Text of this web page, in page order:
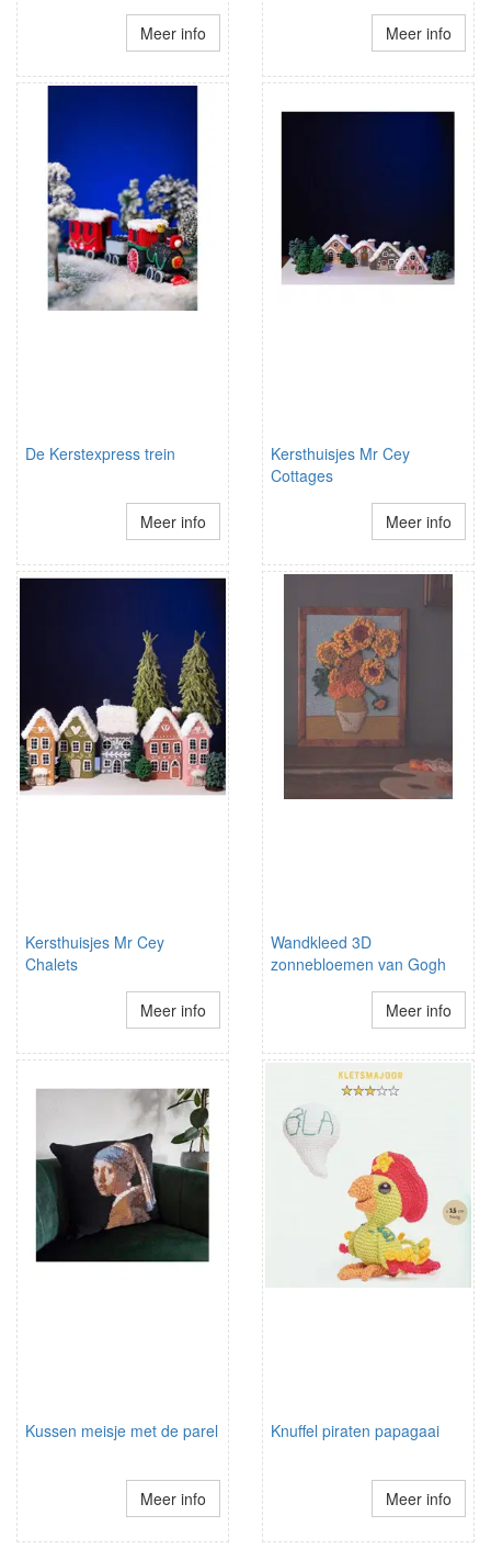
Meer info Meer info
De Kerstexpress trein
Meer info
Kersthuisjes Mr Cey
Cottages
Meer info
Kersthuisjes Mr Cey
Chalets
Meer info
Wandkleed 3D
zonnebloemen van Gogh
Meer info
Kussen meisje met de parel
Meer info
Knuffel piraten papagaai
Meer info